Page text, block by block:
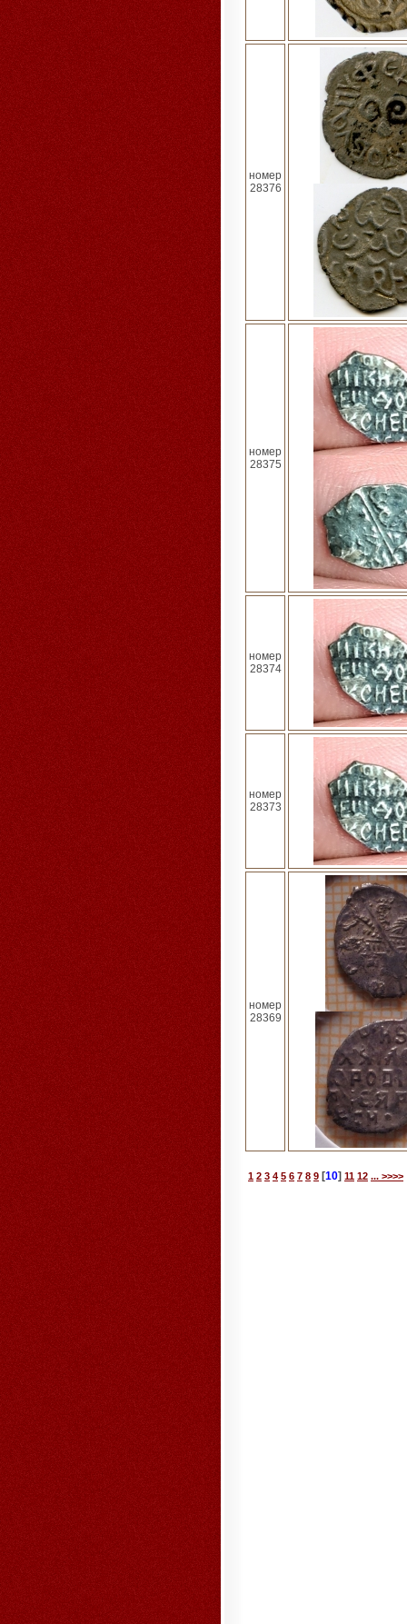
номер
28376
номер
28375
номер
28374
номер
28373
номер
28369
1 2 3 4 5 6 7 8 9 [10] 11 12 ... >>>>